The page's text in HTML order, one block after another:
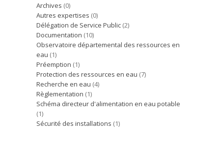
Archives (0)
Autres expertises (0)
Délégation de Service Public (2)
Documentation (10)
Observatoire départemental des ressources en
eau (1)
Préemption (1)
Protection des ressources en eau (7)
Recherche en eau (4)
Règlementation (1)
Schéma directeur d'alimentation en eau potable
(1)
Sécurité des installations (1)